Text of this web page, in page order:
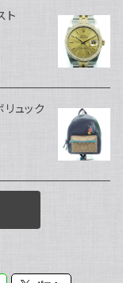
ト
ュック